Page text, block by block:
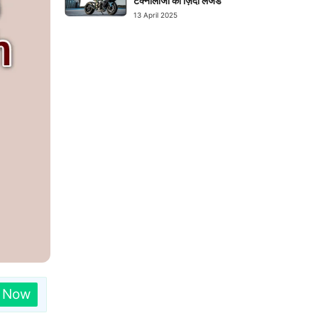
13 April 2025